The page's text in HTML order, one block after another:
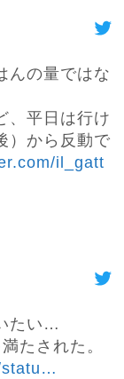
んの量ではな
、平日は行け
）から反動で
il_gatt
たい…
たされた。
…